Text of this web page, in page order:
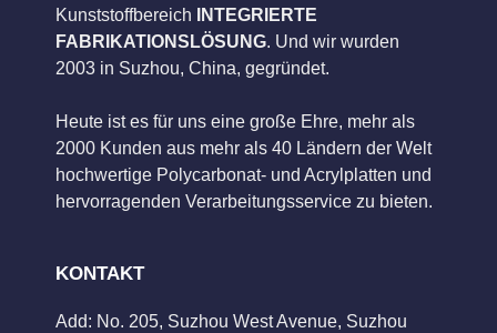
Kunststoffbereich
INTEGRIERTE
FABRIKATIONSLÖSUNG. Und wir wurden
2003 in Suzhou, China, gegründet.
Heute ist es für uns eine große Ehre, mehr als
2000 Kunden aus mehr als 40 Ländern der Welt
hochwertige Polycarbonat- und Acrylplatten und
hervorragenden Verarbeitungsservice zu bieten.
KONTAKT
Add: No. 205, Suzhou West Avenue, Suzhou